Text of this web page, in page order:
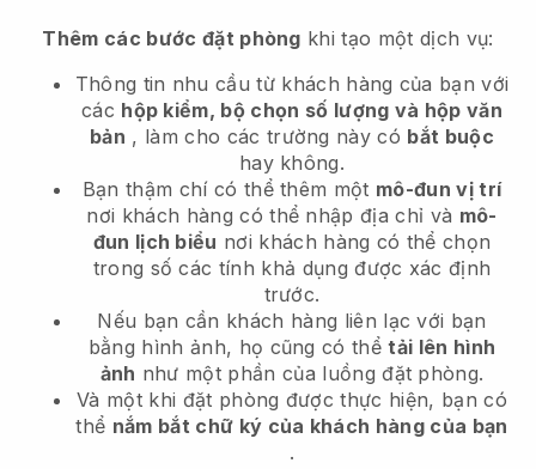
Thêm các bước đặt phòng khi tạo một dịch vụ:
Thông tin nhu cầu từ khách hàng của bạn với
các hộp kiểm, bộ chọn số lượng và hộp văn
bản , làm cho các trường này có bắt buộc
hay không.
Bạn thậm chí có thể thêm một mô-đun vị trí
nơi khách hàng có thể nhập địa chỉ và mô-
đun lịch biểu nơi khách hàng có thể chọn
trong số các tính khả dụng được xác định
trước.
Nếu bạn cần khách hàng liên lạc với bạn
bằng hình ảnh, họ cũng có thểtải lên hình
ảnh như một phần của luồng đặt phòng.
Và một khi đặt phòng được thực hiện, bạn có
thể nắm bắt chữ ký của khách hàng của bạn
.